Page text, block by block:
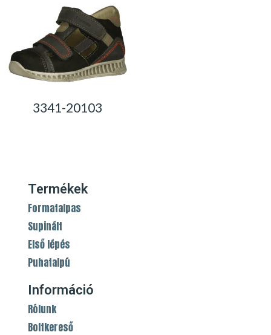
3341-20103
Termékek
Formatalpas
Supinált
Első lépés
Puhatalpú
Információ
Rólunk
Boltkereső